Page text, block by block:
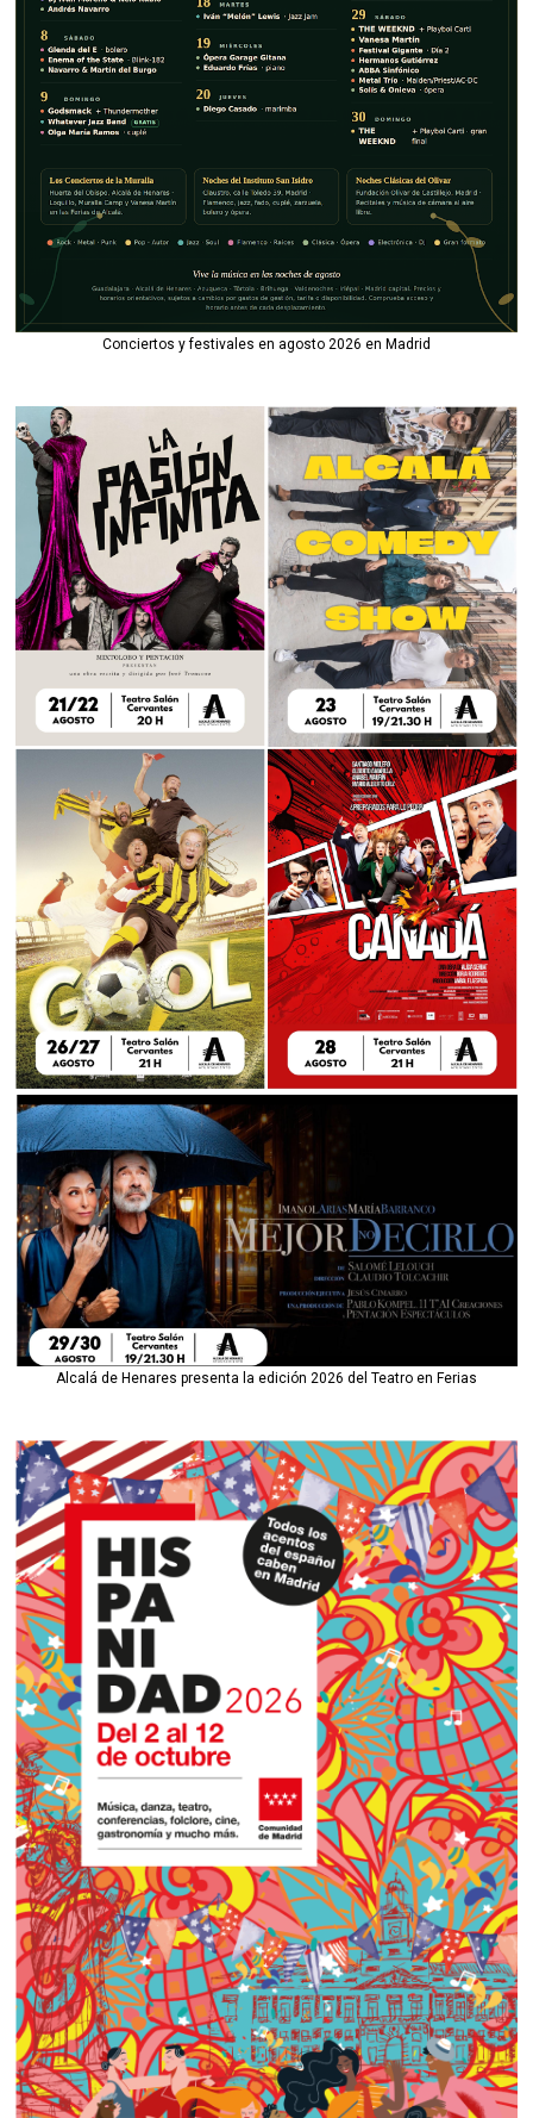
Conciertos y festivales en agosto 2026 en Madrid
Alcalá de Henares presenta la edición 2026 del Teatro en Ferias